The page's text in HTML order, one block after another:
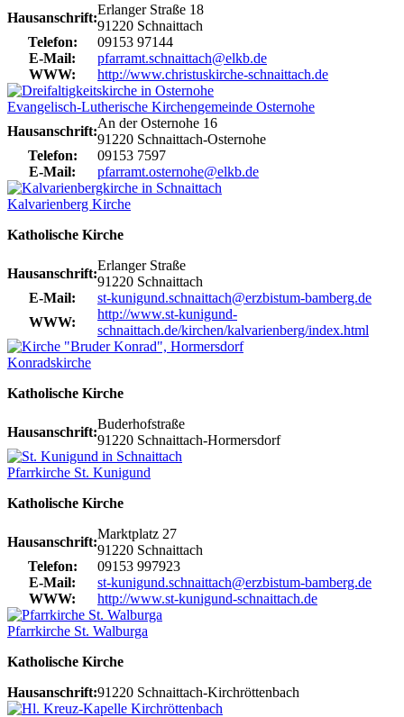
Hausanschrift:
Erlanger Straße 18
91220 Schnaittach
Telefon:
09153 97144
E-Mail:
pfarramt.schnaittach@elkb.de
WWW:
http://www.christuskirche-schnaittach.de
Evangelisch-Lutherische Kirchengemeinde Osternohe
Hausanschrift:
An der Osternohe 16
91220 Schnaittach-Osternohe
Telefon:
09153 7597
E-Mail:
pfarramt.osternohe@elkb.de
Kalvarienberg Kirche
Katholische Kirche
Hausanschrift:
Erlanger Straße
91220 Schnaittach
E-Mail:
st-kunigund.schnaittach@erzbistum-bamberg.de
WWW:
http://www.st-kunigund-
schnaittach.de/kirchen/kalvarienberg/index.html
Konradskirche
Katholische Kirche
Hausanschrift:
Buderhofstraße
91220 Schnaittach-Hormersdorf
Pfarrkirche St. Kunigund
Katholische Kirche
Hausanschrift:
Marktplatz 27
91220 Schnaittach
Telefon:
09153 997923
E-Mail:
st-kunigund.schnaittach@erzbistum-bamberg.de
WWW:
http://www.st-kunigund-schnaittach.de
Pfarrkirche St. Walburga
Katholische Kirche
Hausanschrift:91220 Schnaittach-Kirchröttenbach